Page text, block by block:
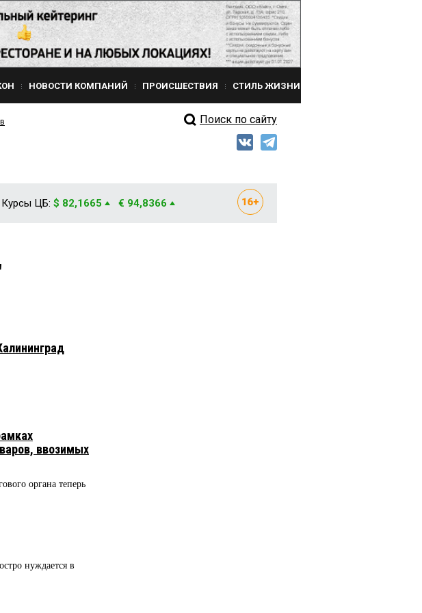
НОВОСТИ КОМПАНИЙ ПРОИСШЕСТВИЯ СТИЛЬ ЖИЗНИ
Поиск по сайту
Курсы ЦБ: $ 82,1665 € 94,8366
ввозимых
органа теперь
нуждается в